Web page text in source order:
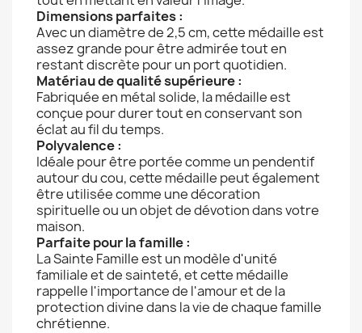
Dimensions parfaites :
Avec un diamètre de 2,5 cm, cette médaille est
assez grande pour être admirée tout en
restant discrète pour un port quotidien.
Matériau de qualité supérieure :
Fabriquée en métal solide, la médaille est
conçue pour durer tout en conservant son
éclat au fil du temps.
Polyvalence :
Idéale pour être portée comme un pendentif
autour du cou, cette médaille peut également
être utilisée comme une décoration
spirituelle ou un objet de dévotion dans votre
maison.
Parfaite pour la famille :
La Sainte Famille est un modèle d'unité
familiale et de sainteté, et cette médaille
rappelle l'importance de l'amour et de la
protection divine dans la vie de chaque famille
chrétienne.